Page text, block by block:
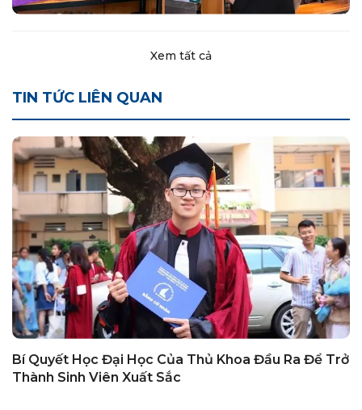
Xem tất cả
TIN TỨC LIÊN QUAN
Bí Quyết Học Đại Học Của Thủ Khoa Đầu Ra Để Trở
Thành Sinh Viên Xuất Sắc